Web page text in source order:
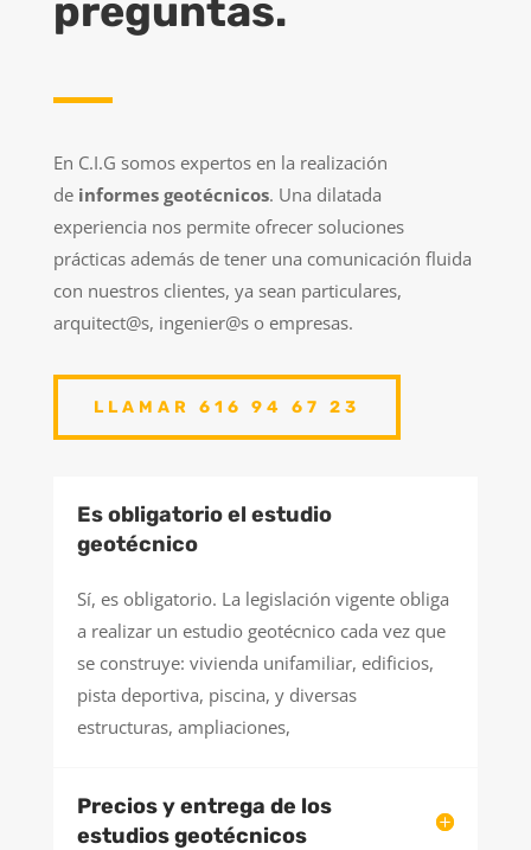
preguntas.
En C.I.G somos expertos en la realización
de informes geotécnicos. Una dilatada
experiencia nos permite ofrecer soluciones
prácticas además de tener una comunicación fluida
con nuestros clientes, ya sean particulares,
arquitect@s, ingenier@s o empresas.
LLAMAR 616 94 67 23
Es obligatorio el estudio
geotécnico
Sí, es obligatorio. La legislación vigente obliga
a realizar un estudio geotécnico cada vez que
se construye: vivienda unifamiliar, edificios,
pista deportiva, piscina, y diversas
estructuras, ampliaciones,
Precios y entrega de los
estudios geotécnicos